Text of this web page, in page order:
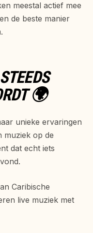
meestal actief mee
de beste manier
🌍
unieke ervaringen
muziek op de
dat echt iets
Caribische
live muziek met